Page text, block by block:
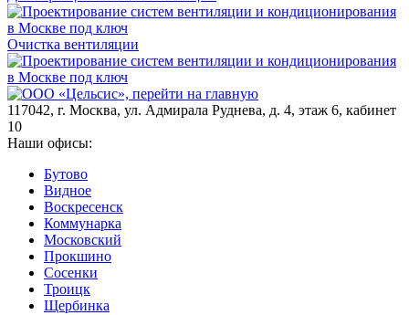
Очистка вентиляции
117042, г. Москва, ул. Адмирала Руднева, д. 4, этаж 6, кабинет
10
Наши офисы:
Бутово
Видное
Воскресенск
Коммунарка
Московский
Прокшино
Сосенки
Троицк
Щербинка